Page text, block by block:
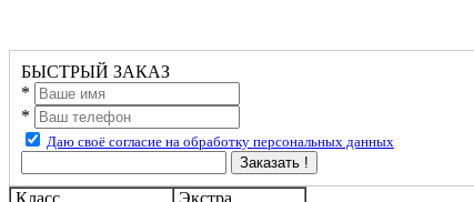
БЫСТРЫЙ ЗАКАЗ
*
*
Даю своё согласие на обработку персональных данных
Заказать !
Класс
Экстра